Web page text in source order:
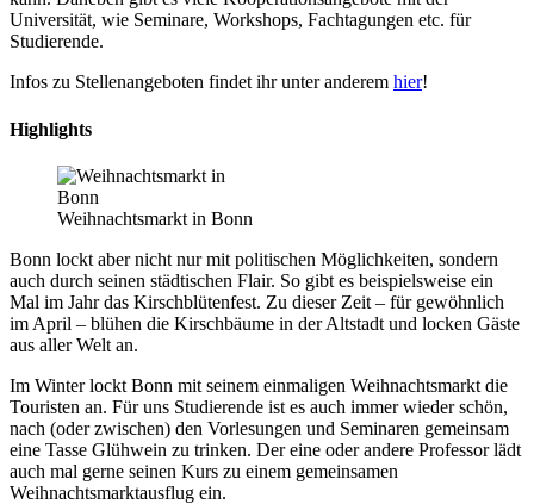
Universität, wie Seminare, Workshops, Fachtagungen etc. für
Studierende.
Infos zu Stellenangeboten findet ihr unter anderem hier!
Highlights
Weihnachtsmarkt in Bonn
Bonn lockt aber nicht nur mit politischen Möglichkeiten, sondern
auch durch seinen städtischen Flair. So gibt es beispielsweise ein
Mal im Jahr das Kirschblütenfest. Zu dieser Zeit – für gewöhnlich
im April – blühen die Kirschbäume in der Altstadt und locken Gäste
aus aller Welt an.
Im Winter lockt Bonn mit seinem einmaligen Weihnachtsmarkt die
Touristen an. Für uns Studierende ist es auch immer wieder schön,
nach (oder zwischen) den Vorlesungen und Seminaren gemeinsam
eine Tasse Glühwein zu trinken. Der eine oder andere Professor lädt
auch mal gerne seinen Kurs zu einem gemeinsamen
Weihnachtsmarktausflug ein.